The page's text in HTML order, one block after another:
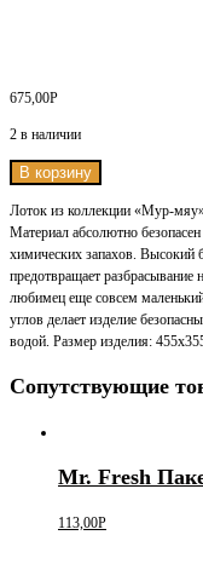
675,00Р
2 в наличии
В корзину
Лоток из коллекции «Мур-мяу»
Материал абсолютно
химических запахов. Высокий
предотвращает разбрасывание
любимец еще совсем
углов делает изделие
водой. Размер изделия:
Сопутствующие
Mr. Fresh
113,00Р